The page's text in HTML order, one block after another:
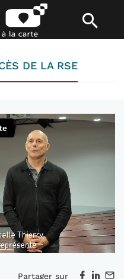
DE LA RSE
Partager sur